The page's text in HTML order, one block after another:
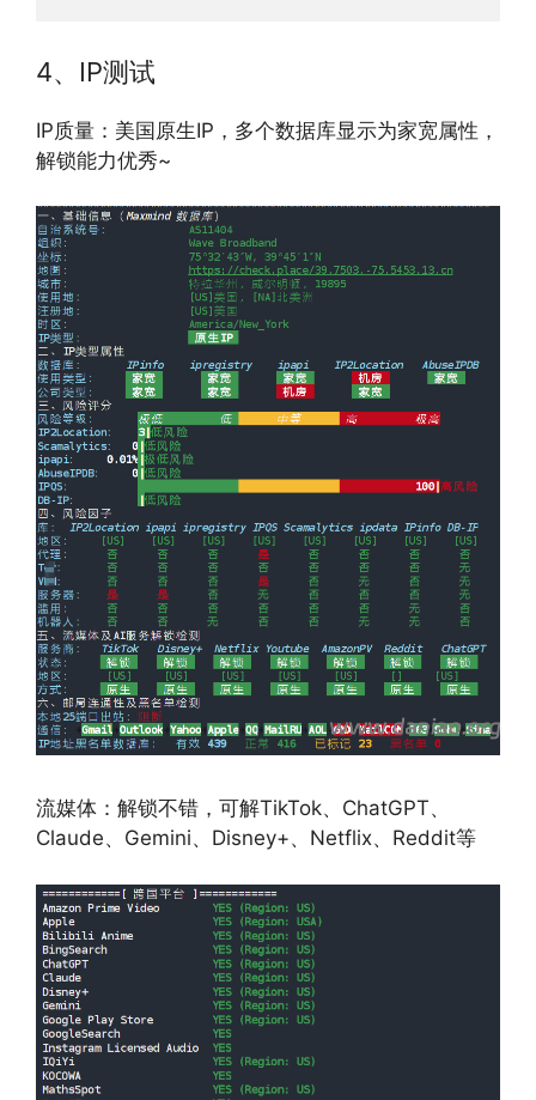
4、IP测试
IP质量：美国原生IP，多个数据库显示为家宽属性，
解锁能力优秀~
流媒体：解锁不错，可解TikTok、ChatGPT、
Claude、Gemini、Disney+、Netflix、Reddit等